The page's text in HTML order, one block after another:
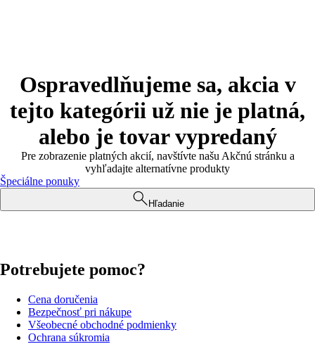
Ospravedlňujeme sa, akcia v
tejto kategórii už nie je platná,
alebo je tovar vypredaný
Pre zobrazenie platných akcií, navštívte našu Akčnú stránku a
vyhľadajte alternatívne produkty
Špeciálne ponuky
Hľadanie
Potrebujete pomoc?
Cena doručenia
Bezpečnosť pri nákupe
Všeobecné obchodné podmienky
Ochrana súkromia